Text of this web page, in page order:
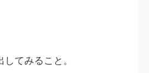
てみること。